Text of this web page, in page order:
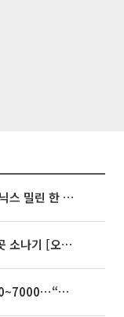
[베스트&워스트] 삼성전자·SK하이닉스 밀린 한 주…상상인증권은 85% 급등
35도 안팎 무더위 이어져…전국 곳곳 소나기 [오늘 날씨]
[주간증시전망] 다음주 코스피 6000~7000⋯“外人 수급은 정책이 변수”